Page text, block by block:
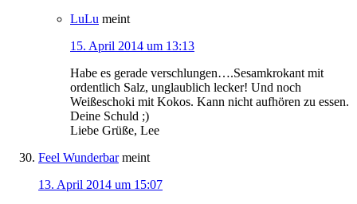
LuLu meint
15. April 2014 um 13:13
Habe es gerade verschlungen….Sesamkrokant mit
ordentlich Salz, unglaublich lecker! Und noch
Weißeschoki mit Kokos. Kann nicht aufhören zu essen.
Deine Schuld ;)
Liebe Grüße, Lee
Feel Wunderbar meint
13. April 2014 um 15:07